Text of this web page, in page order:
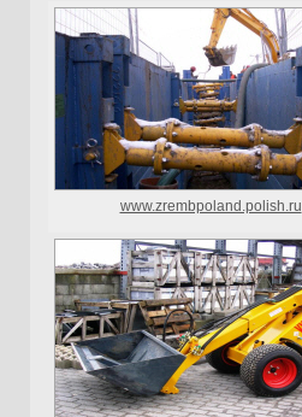
www.zrembpoland.polish.ru